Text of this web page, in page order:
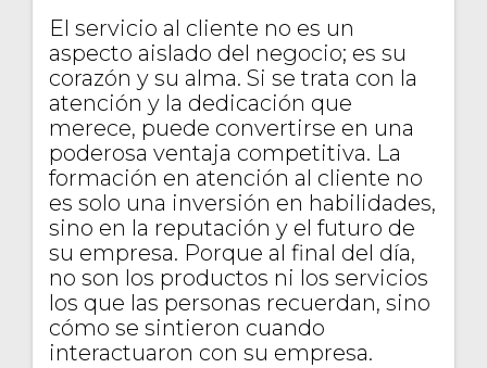
El servicio al cliente no es un
aspecto aislado del negocio; es su
corazón y su alma. Si se trata con la
atención y la dedicación que
merece, puede convertirse en una
poderosa ventaja competitiva. La
formación en atención al cliente no
es solo una inversión en habilidades,
sino en la reputación y el futuro de
su empresa. Porque al final del día,
no son los productos ni los servicios
los que las personas recuerdan, sino
cómo se sintieron cuando
interactuaron con su empresa.